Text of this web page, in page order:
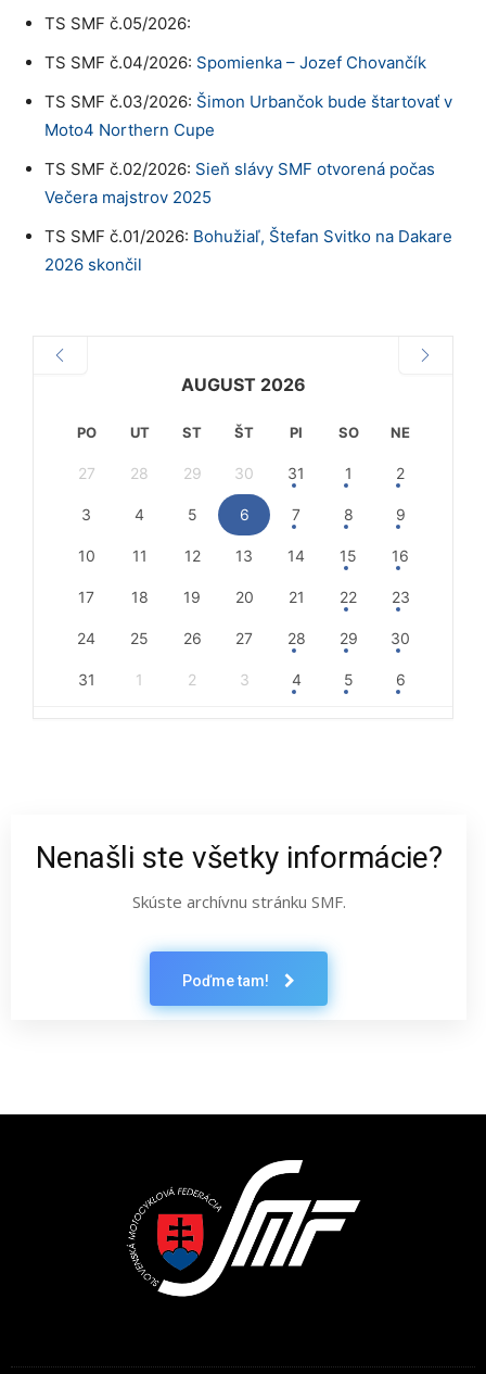
TS SMF č.05/2026:
TS SMF č.04/2026: Spomienka – Jozef Chovančík
TS SMF č.03/2026: Šimon Urbančok bude štartovať v
Moto4 Northern Cupe
TS SMF č.02/2026: Sieň slávy SMF otvorená počas
Večera majstrov 2025
TS SMF č.01/2026: Bohužiaľ, Štefan Svitko na Dakare
2026 skončil
AUGUST 2026
PO UT ST ŠT PI SO NE
27 28 29 30 31 1 2
3 4 5 6 7 8 9
10 11 12 13 14 15 16
17 18 19 20 21 22 23
24 25 26 27 28 29 30
31 1 2 3 4 5 6
Nenašli ste všetky informácie?
Skúste archívnu stránku SMF.
Poďme tam!